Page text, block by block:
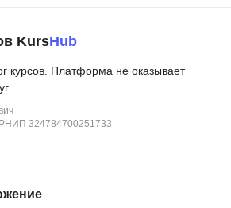
KursHub
курсов. Платформа не оказывает
324784700251733